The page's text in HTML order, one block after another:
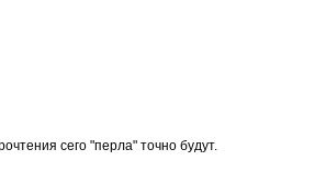
сего "перла" точно будут.